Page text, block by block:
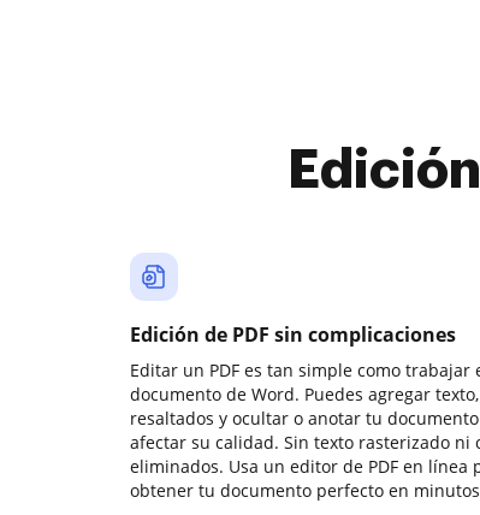
Edición de PDF sin complicaciones
Editar un PDF es tan simple como trabajar
documento de Word. Puedes agregar
resaltados y ocultar o anotar tu
afectar su calidad. Sin texto rasterizado ni
eliminados. Usa un editor de PDF en línea
obtener tu documento perfecto en